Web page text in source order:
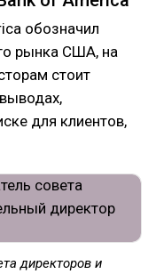
обозначил
рынка США, на
стоит
для клиентов,
директоров и